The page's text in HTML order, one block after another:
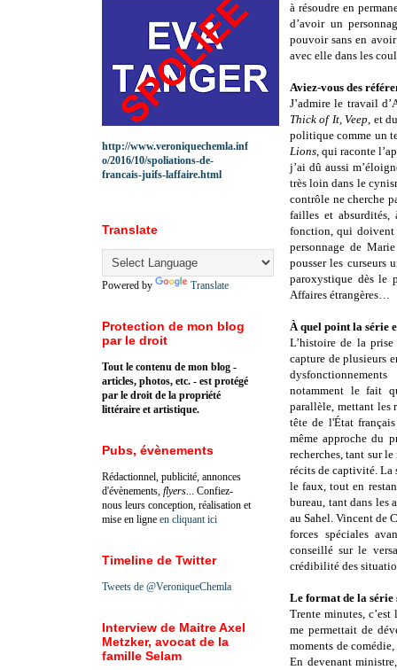
à résoudre en
d’avoir un
pouvoir sans en
avec elle dans les
Aviez-vous des
J’admire le travail
Thick of It, Veep, et
politique comme un
Lions, qui raconte
j’ai dû aussi
très loin dans le
contrôle ne cherche
failles et absurdités,
fonction, qui doivent
personnage de
pousser les curseurs
paroxystique dès le
Affaires étrangères…
À quel point la série
L’histoire de la
capture de plusieurs
notamment le fait
parallèle, mettant les
tête de l'État
même approche du
recherches, tant sur
récits de captivité. La
le faux, tout en
bureau, tant dans les
au Sahel. Vincent de
forces spéciales
conseillé sur le
crédibilité des
Le format de la série
Trente minutes,
me permettait de
moments de
En devenant
http://www.veroniquechemla.inf
o/2016/10/spoliations-de-
francais-juifs-laffaire.html
Translate
Powered by Translate
Protection de mon blog
par le droit
Tout le contenu de mon blog -
articles, photos, etc. - est protégé
par le droit de la propriété
littéraire et artistique.
Pubs, évènements
Rédactionnel, publicité, annonces
d'évènements, flyers ... Confiez-
nous leurs conception, réalisation et
mise en ligne en cliquant ici
Timeline de Twitter
Tweets de @VeroniqueChemla
Interview de Maitre Axel
Metzker, avocat de la
famille Selam